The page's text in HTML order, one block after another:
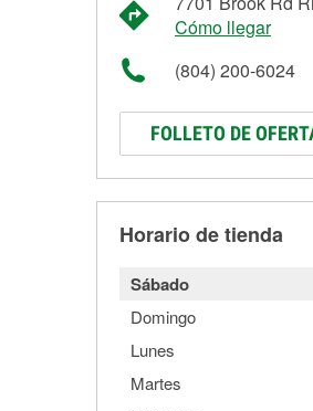
Cómo llegar
(804) 200-6024
FOLLETO DE
Horario de tienda
Sábado
Domingo
Lunes
Martes